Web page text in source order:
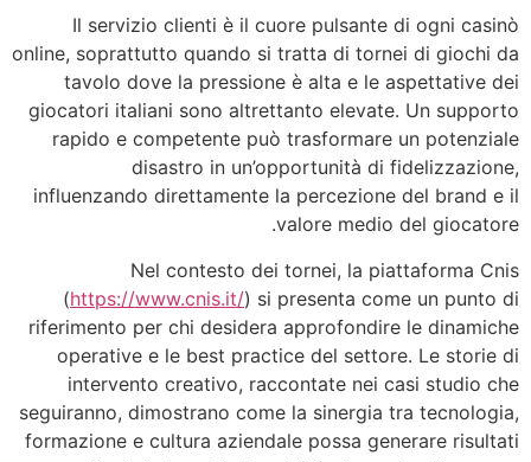
Il servizio clienti è il cuore pulsante di ogni casinò
online, soprattutto quando si tratta di tornei di giochi da
tavolo dove la pressione è alta e le aspettative dei
giocatori italiani sono altrettanto elevate. Un supporto
rapido e competente può trasformare un potenziale
disastro in un’opportunità di fidelizzazione,
influenzando direttamente la percezione del brand e il
valore medio del giocatore.
Nel contesto dei tornei, la piattaforma Cnis
(https://www.cnis.it/) si presenta come un punto di
riferimento per chi desidera approfondire le dinamiche
operative e le best practice del settore. Le storie di
intervento creativo, raccontate nei casi studio che
seguiranno, dimostrano come la sinergia tra tecnologia,
formazione e cultura aziendale possa generare risultati